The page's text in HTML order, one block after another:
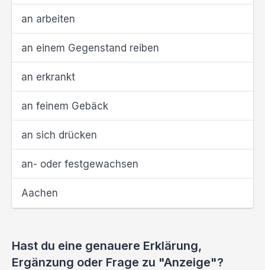
an arbeiten
an einem Gegenstand reiben
an erkrankt
an feinem Gebäck
an sich drücken
an- oder festgewachsen
Aachen
Hast du eine genauere Erklärung,
Ergänzung oder Frage zu "Anzeige"?